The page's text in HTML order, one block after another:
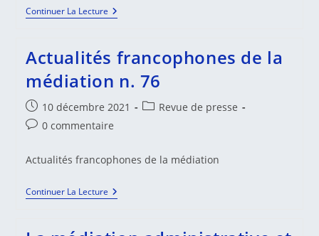
Continuer La LectureActualités
Francophones
Médiation
N.
77
Actualités francophones de la
médiation n. 76
Publication
publiée :
10 décembre 2021
PostRevue de presse
Commentaires
la
0 commentaire
Actualités francophones de la médiation
Continuer La LectureActualités
Francophones